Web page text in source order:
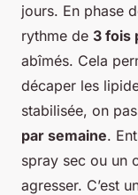
jours. En phase
rythme de 3 fois
abîmés. Cela
décaper les
stabilisée, on
par semaine.
spray sec ou un
agresser. C’est